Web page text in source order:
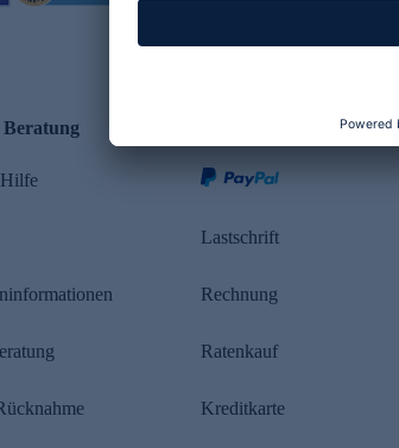
Lastschrift
Rechnung
Ratenkauf
Kreditkarte